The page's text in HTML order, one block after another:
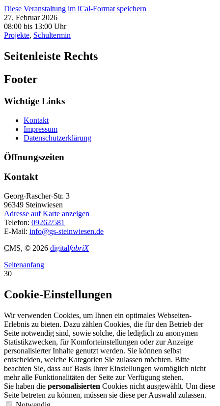
Diese Veranstaltung im iCal-Format speichern
27. Februar 2026
08:00 bis 13:00 Uhr
Projekte, Schultermin
Seitenleiste Rechts
Footer
Wichtige Links
Kontakt
Impressum
Datenschutzerklärung
Öffnungszeiten
Kontakt
Georg-Rascher-Str. 3
96349 Steinwiesen
Adresse auf Karte anzeigen
Telefon: 09262/581
E-Mail: info@gs-steinwiesen.de
CMS, © 2026 digitalfabriX
Seitenanfang
30
Cookie-Einstellungen
Wir verwenden Cookies, um Ihnen ein optimales Webseiten-
Erlebnis zu bieten. Dazu zählen Cookies, die für den Betrieb der
Seite notwendig sind, sowie solche, die lediglich zu anonymen
Statistikzwecken, für Komforteinstellungen oder zur Anzeige
personalisierter Inhalte genutzt werden. Sie können selbst
entscheiden, welche Kategorien Sie zulassen möchten. Bitte
beachten Sie, dass auf Basis Ihrer Einstellungen womöglich nicht
mehr alle Funktionalitäten der Seite zur Verfügung stehen.
Sie haben die personalisierten Cookies nicht ausgewählt. Um diese
Seite betreten zu können, müssen sie diese per Auswahl zulassen.